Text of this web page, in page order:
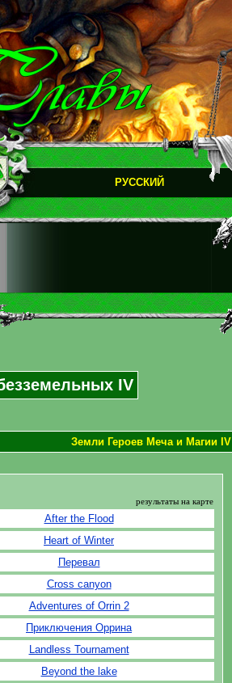
РУССКИЙ
IV
Земли Героев Меча и Магии IV
результаты на карте
After the Flood
Heart of Winter
Перевал
Cross canyon
Adventures of Orrin 2
Приключения Оррина
Landless Tournament
Beyond the lake